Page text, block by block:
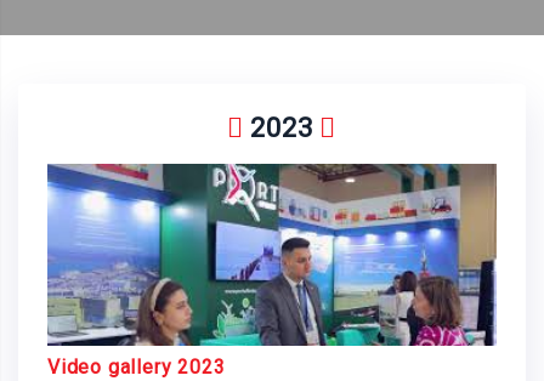
2023
Video gallery 2023